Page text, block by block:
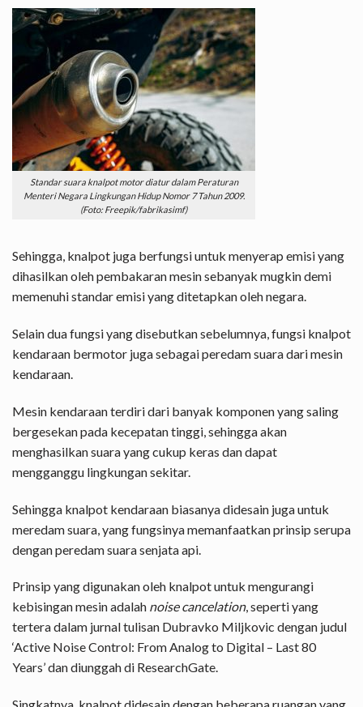
Standar suara knalpot motor diatur dalam Peraturan
Menteri Negara Lingkungan Hidup Nomor 7 Tahun 2009.
(Foto: Freepik/fabrikasimf)
Sehingga, knalpot juga berfungsi untuk menyerap emisi yang
dihasilkan oleh pembakaran mesin sebanyak mugkin demi
memenuhi standar emisi yang ditetapkan oleh negara.
Selain dua fungsi yang disebutkan sebelumnya, fungsi knalpot
kendaraan bermotor juga sebagai peredam suara dari mesin
kendaraan.
Mesin kendaraan terdiri dari banyak komponen yang saling
bergesekan pada kecepatan tinggi, sehingga akan
menghasilkan suara yang cukup keras dan dapat
mengganggu lingkungan sekitar.
Sehingga knalpot kendaraan biasanya didesain juga untuk
meredam suara, yang fungsinya memanfaatkan prinsip serupa
dengan peredam suara senjata api.
Prinsip yang digunakan oleh knalpot untuk mengurangi
kebisingan mesin adalah noise cancelation, seperti yang
tertera dalam jurnal tulisan Dubravko Miljkovic dengan judul
‘Active Noise Control: From Analog to Digital – Last 80
Years’ dan diunggah di ResearchGate.